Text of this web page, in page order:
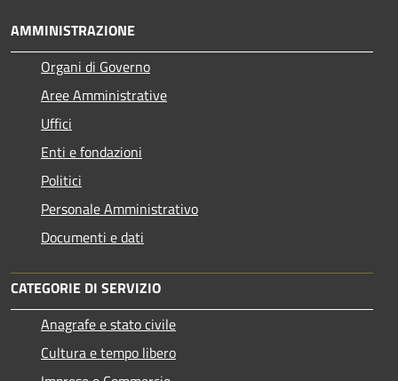
AMMINISTRAZIONE
Organi di Governo
Aree Amministrative
Uffici
Enti e fondazioni
Politici
Personale Amministrativo
Documenti e dati
CATEGORIE DI SERVIZIO
Anagrafe e stato civile
Cultura e tempo libero